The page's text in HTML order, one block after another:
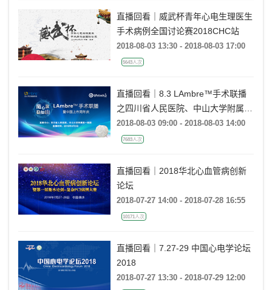
直播回看｜威武杯青年心电生理医生
手术病例全国讨论赛2018CHC站
2018-08-03 13:30 - 2018-08-03 17:00
5643人次
直播回看｜8.3 LAmbre™手术联播
之四川省人民医院、中山大学附属第
一医院站
2018-08-03 09:00 - 2018-08-03 14:00
7683人次
直播回看｜2018华北心血管病创新
论坛
2018-07-27 14:00 - 2018-07-28 16:55
10171人次
直播回看｜7.27-29 中国心电学论坛
2018
2018-07-27 13:30 - 2018-07-29 12:00